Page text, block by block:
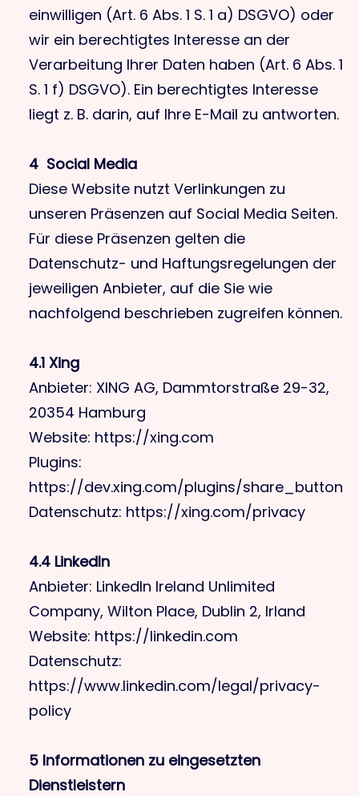
einwilligen (Art. 6 Abs. 1 S. 1 a) DSGVO) oder
wir ein berechtigtes Interesse an der
Verarbeitung Ihrer Daten haben (Art. 6 Abs. 1
S. 1 f) DSGVO). Ein berechtigtes Interesse
liegt z. B. darin, auf Ihre E-Mail zu antworten.
4 Social Media
Diese Website nutzt Verlinkungen zu
unseren Präsenzen auf Social Media Seiten.
Für diese Präsenzen gelten die
Datenschutz- und Haftungsregelungen der
jeweiligen Anbieter, auf die Sie wie
nachfolgend beschrieben zugreifen können.
4.1 Xing
Anbieter: XING AG, Dammtorstraße 29-32,
20354 Hamburg
Website: https://xing.com
Plugins:
https://dev.xing.com/plugins/share_button
Datenschutz: https://xing.com/privacy
4.4 LinkedIn
Anbieter: LinkedIn Ireland Unlimited
Company, Wilton Place, Dublin 2, Irland
Website: https://linkedin.com
Datenschutz:
https://www.linkedin.com/legal/privacy-
policy
5 Informationen zu eingesetzten
Dienstleistern